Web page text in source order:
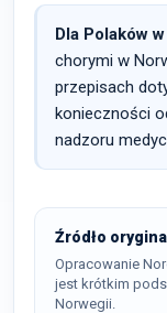
Dla Polaków
chorymi w
przepisach
konieczności
nadzoru
Źródło
Opracowanie
jest krótkim
Norwegii.